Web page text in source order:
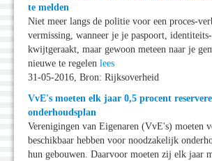
te melden
Niet meer langs de politie voor een proces-
vermissing, wanneer je je paspoort,
kwijtgeraakt, maar gewoon meteen naar je
nieuwe te regelen lees
31-05-2016, Bron: Rijksoverheid
VvE's moeten elk jaar 0,5 procent
onderhoudsplan
Verenigingen van Eigenaren (VvE's) moeten
beschikbaar hebben voor noodzakelijk
hun gebouwen. Daarvoor moeten zij elk jaar